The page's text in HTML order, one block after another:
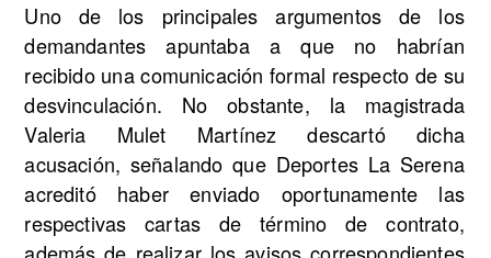
Uno de los principales argumentos de los
demandantes apuntaba a que no habrían
recibido una comunicación formal respecto de su
desvinculación. No obstante, la magistrada
Valeria Mulet Martínez descartó dicha
acusación, señalando que Deportes La Serena
acreditó haber enviado oportunamente las
respectivas cartas de término de contrato,